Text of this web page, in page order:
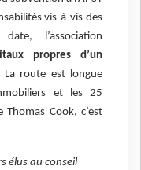
vis-à-vis des
l’association
propres d’un
La route est longue
et les 25
Cook, c’est
élus au conseil